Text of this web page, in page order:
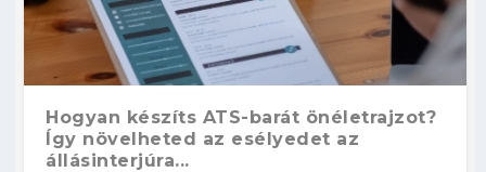
Hogyan készíts ATS-barát önéletrajzot?
Így növelheted az esélyedet az
állásinterjúra...